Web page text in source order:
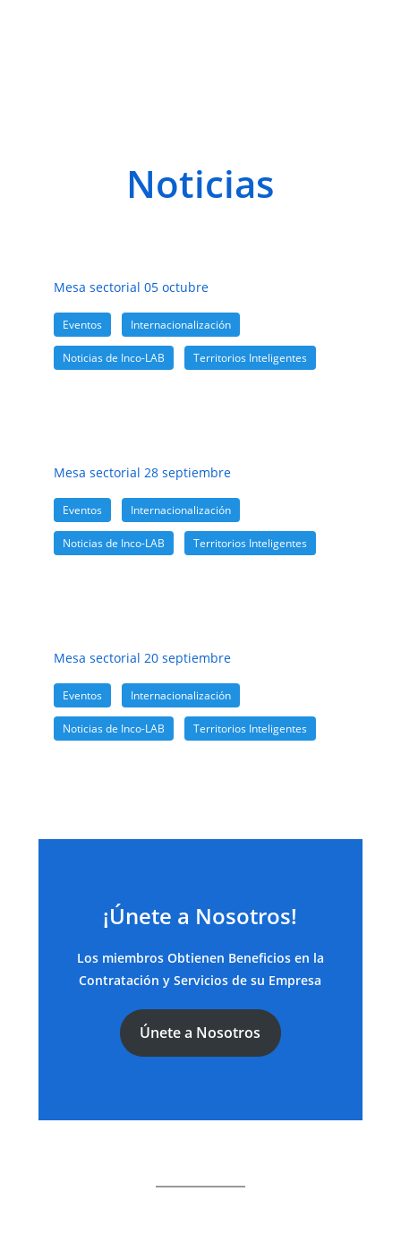
Noticias
Eventos Internacionalización
Noticias de Inco-LAB Territorios Inteligentes
Mesa sectorial 05 octubre
Eventos Internacionalización
Noticias de Inco-LAB Territorios Inteligentes
Mesa sectorial 28 septiembre
Eventos Internacionalización
Noticias de Inco-LAB Territorios Inteligentes
Mesa sectorial 20 septiembre
¡Únete a Nosotros!
Los miembros Obtienen Beneficios en la
Contratación y Servicios de su Empresa
Únete a Nosotros